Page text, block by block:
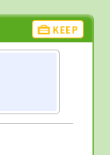
KEEP